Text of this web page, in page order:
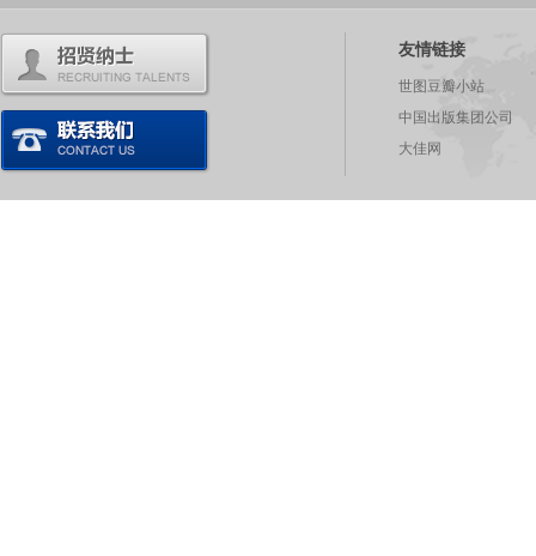
友情链接
世图豆瓣小站
中国出版集团公司
大佳网